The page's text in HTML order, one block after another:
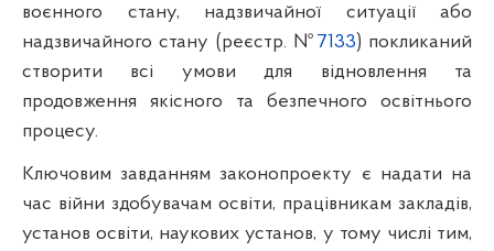
воєнного стану, надзвичайної ситуації або
надзвичайного стану (реєстр. № 7133) покликаний
створити всі умови для відновлення та
продовження якісного та безпечного освітнього
процесу.
Ключовим завданням законопроекту є надати на
час війни здобувачам освіти, працівникам закладів,
установ освіти, наукових установ, у тому числі тим,